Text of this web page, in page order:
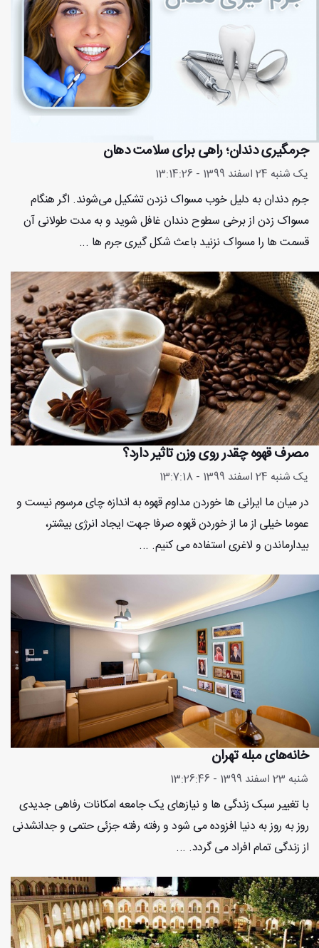
جرمگیری دندان؛ راهی برای سلامت دهان
یک شنبه 24 اسفند 1399 - 13:14:26
جرم دندان به دلیل خوب مسواک نزدن تشکیل می‌شوند. اگر هنگام
مسواک زدن از برخی سطوح دندان غافل شوید و به مدت طولانی آن
قسمت ها را مسواک نزنید باعث شکل گیری جرم ها ...
مصرف قهوه چقدر روی وزن تاثیر دارد؟
یک شنبه 24 اسفند 1399 - 13:7:18
در میان ما ایرانی ها خوردن مداوم قهوه به اندازه چای مرسوم نیست و
عموما خیلی از ما از خوردن قهوه صرفا جهت ایجاد انرژی بیشتر،
بیدارماندن و لاغری استفاده می کنیم. ...
خانه‌های مبله تهران
شنبه 23 اسفند 1399 - 13:26:46
با تغییر سبک زندگی ها و نیازهای یک جامعه امکانات رفاهی جدیدی
روز به روز به دنیا افزوده می شود و رفته رفته جزئی حتمی و جدانشدنی
از زندگی تمام افراد می گردد. ...